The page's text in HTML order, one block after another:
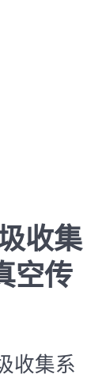
收集
空传
收集系